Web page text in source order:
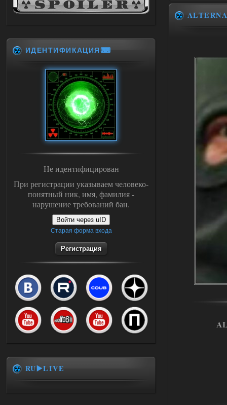
ИДЕНТИФИКАЦИЯ⌨
Не идентифицирован
При регистрации указываем человеко-
понятный ник, имя, фамилия -
нарушение требований бан.
Войти через uID
Старая форма входа
Регистрация
RU▶️LIVE